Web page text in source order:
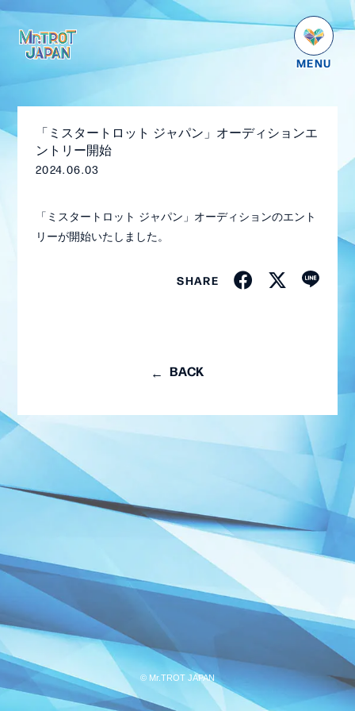
HOME
NEWS
SCHEDULE
PROFILE
GOODS
ログイン
MEMBER BLOG
「ミスタートロット ジャパン」オーディションエ
ントリー開始
2024.06.03
「ミスタートロット ジャパン」オーディションのエント
リーが開始いたしました。
SHARE
BACK
© Mr.TROT JAPAN